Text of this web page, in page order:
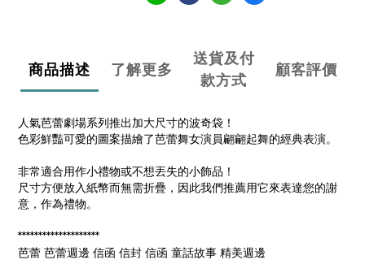
商品描述 了解更多
送貨及付
款方式
顧客評價
人氣芭蕾劇場系列推出加大尺寸的波奇袋！
色彩鮮豔可愛的圖案描繪了芭蕾舞女演員翩翩起舞的經典表演。
非常適合用作小禮物或不想丟失的小飾品！
尺寸方便放入紙幣而無需折疊，因此我們推薦用它來表達您的謝
意，作為禮物。
********************
芭蕾 芭蕾週邊 信函 信封 信函 童話故事 精美週邊